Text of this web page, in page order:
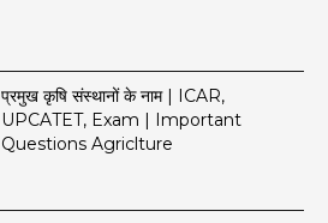
प्रमुख कृषि संस्थानों के नाम | ICAR,
UPCATET, Exam | Important
Questions Agriclture